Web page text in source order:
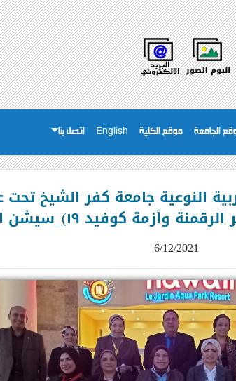
الجامعة موقع الكلية English اتصل بنا
النوعية جامعة كفر الشيخ
١٩)_سيشن التربية الموسيقية
6/12/2021